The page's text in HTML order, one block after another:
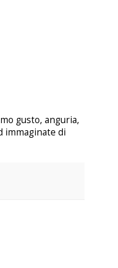
gusto, anguria,
immaginate di